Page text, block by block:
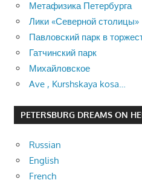
Метафизика Петербурга
Лики «Северной столицы»
Павловский парк в
Гатчинский парк
Михайловское
Ave , Kurshskaya kosa…
PETERSBURG DREAMS ON
Russian
English
French